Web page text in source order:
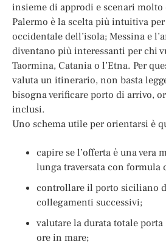
insieme di approdi e scenari molto
Palermo è la scelta più intuitiva
occidentale dell’isola; Messina e
diventano più interessanti per chi
Taormina, Catania o l’Etna. Per
valuta un itinerario, non basta
bisogna verificare porto di arrivo,
inclusi.
Uno schema utile per orientarsi è
capire se l’offerta è una vera
lunga traversata con formula
controllare il porto siciliano
collegamenti successivi;
valutare la durata totale
ore in mare;